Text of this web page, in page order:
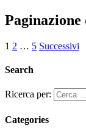
1 2 … 5 Successivi
Search
Ricerca per:
Categories